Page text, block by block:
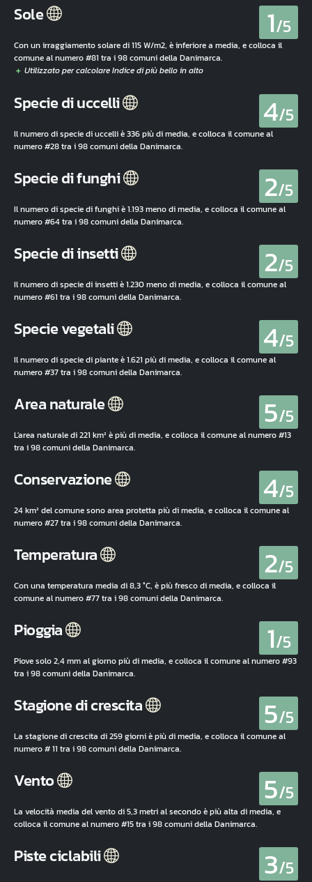
Sole 1/5
Con un irraggiamento solare di 115 W/m2, è inferiore a media, e colloca il
comune al numero #81 tra i 98 comuni della Danimarca.
Specie di uccelli 4/5
Il numero di specie di uccelli è 336 più di media, e colloca il comune al
numero #28 tra i 98 comuni della Danimarca.
Specie di funghi 2/5
Il numero di specie di funghi è 1.193 meno di media, e colloca il comune al
numero #64 tra i 98 comuni della Danimarca.
Specie di insetti 2/5
Il numero di specie di insetti è 1.230 meno di media, e colloca il comune al
numero #61 tra i 98 comuni della Danimarca.
Specie vegetali 4/5
Il numero di specie di piante è 1.621 più di media, e colloca il comune al
numero #37 tra i 98 comuni della Danimarca.
Area naturale 5/5
L'area naturale di 221 km² è più di media, e colloca il comune al numero #13
tra i 98 comuni della Danimarca.
Conservazione 4/5
24 km² del comune sono area protetta più di media, e colloca il comune al
numero #27 tra i 98 comuni della Danimarca.
Temperatura 2/5
Con una temperatura media di 8,3 °C, è più fresco di media, e colloca il
comune al numero #77 tra i 98 comuni della Danimarca.
Pioggia 1/5
Piove solo 2,4 mm al giorno più di media, e colloca il comune al numero #93
tra i 98 comuni della Danimarca.
Stagione di crescita 5/5
La stagione di crescita di 259 giorni è più di media, e colloca il comune al
numero # 11 tra i 98 comuni della Danimarca.
Vento 5/5
La velocità media del vento di 5,3 metri al secondo è più alta di media, e
colloca il comune al numero #15 tra i 98 comuni della Danimarca.
Piste ciclabili 3/5